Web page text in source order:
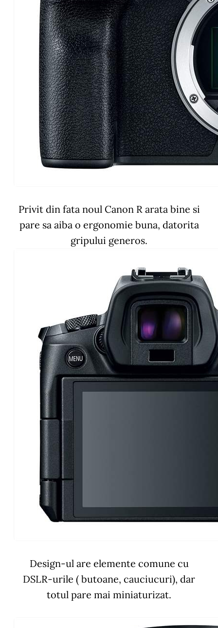
Privit din fata noul Canon R arata bine si
pare sa aiba o ergonomie buna, datorita
gripului generos.
Design-ul are elemente comune cu
DSLR-urile ( butoane, cauciucuri), dar
totul pare mai miniaturizat.